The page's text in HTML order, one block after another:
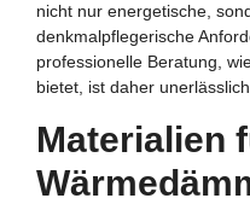
nicht nur energetische,
denkmalpflegerische
professionelle Beratung,
bietet, ist daher
Materialien